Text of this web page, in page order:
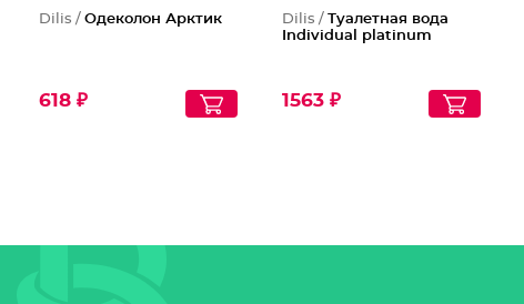
Dilis / Одеколон Арктик
618 ₽
Dilis / Туалетная вода
Individual platinum
1563 ₽